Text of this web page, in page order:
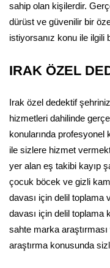
sahip olan kişilerdir.
dürüst ve güvenilir bir
istiyorsanız konu ile
IRAK ÖZEL
Irak özel dedektif
hizmetleri dahilinde
konularında
ile sizlere hizmet
yer alan eş takibi kayıp
çocuk böcek ve gizli
davası için delil toplama
davası için delil toplama
sahte marka
araştırma konusunda